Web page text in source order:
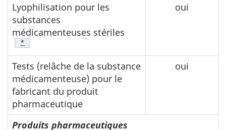
Lyophilisation pour les
substances
médicamenteuses stériles
Note de bas de page
*
oui
Tests (relâche de la substance
médicamenteuse) pour le
fabricant du produit
pharmaceutique
oui
Produits pharmaceutiques